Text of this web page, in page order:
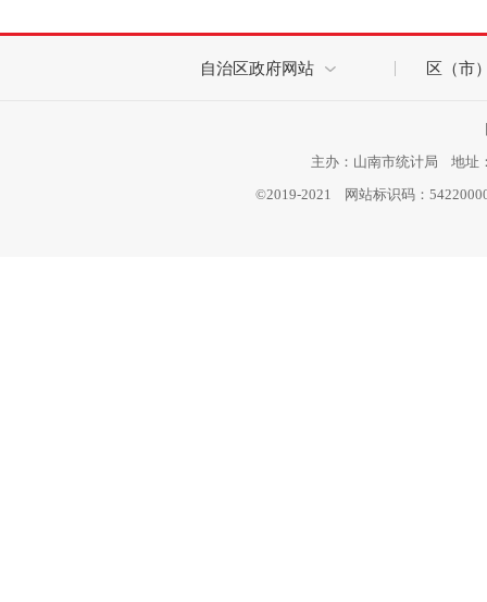
自治区政府网站 区（市
主办：山南市统计局 地址
©2019-2021 网站标识码：